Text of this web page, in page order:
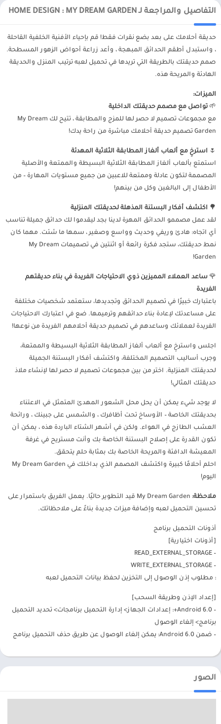
التفاصيل والمراجعة لـ HOME DESIGN : MY DREAM GARDEN
حديقة أحلامك على بعد بضع نقرات فقط! قم بإحياء الأفنية الخلفية القاحلة
، واستبدل أطقم الحدائق المبهجة ، وأعد زراعة أحواض الزهور المسطحة.
صمم حديقتك بالطريقة التي تريدها في تحميل لعبه ترتيب المنزل والحديقة
الهادئة والمريحة هذه.
الميزات:
🌱 تواصل مع مصمم حديقتك الداخلية
مع مجموعات تصميم لا حصر لها للمزج والمطابقة ، تتيح لك My Dream
Garden تصميم حديقة أحلامك مباشرة من راحة يدك!
🌷 استرخِ مع ألعاب ألغاز المطابقة الثلاثية المهدئة
استمتع بألعاب ألغاز المطابقة الثلاثية البسيطة والممتعة والأصلية
المصممة لتكون عادلة وممتعة للاعبين من جميع مستويات المهارة – من
الأطفال إلى البالغين وكل من بينهم!
🌳 اكتشف أفكار البستنة المذهلة لحديقتك المنزلية
لقد عمل مصممو الحدائق المهرة لدينا بجد ليقدموا لك حدائق جميلة تناسب
أي اتجاه: هادئ وريفي وحديث وواسع وصغير ، سمها ما شئت. مهما كان
نمط حديقتك، ستجد فكرة رائعة أو اثنتين في تصميمات My Dream
Garden!
🌹 ساعد العملاء المميزين ذوي الاحتياجات الفريدة في بناء حديقتهم
الفريدة
باعتبارك خبيرًا في تصميم الحدائق وتجديدها، ستعتمد شخصيات مختلفة
على مساعدتك لإعادة بناء حدائقهم وترميمها. ضع في اعتبارك الاحتياجات
الفريدة لعملائك وساعدهم في تصميم حديقة أحلامهم الفريدة من نوعها!
اجلس واسترخِ مع ألعاب ألغاز المطابقة الثلاثية البسيطة والممتعة،
وجرب أساليب التصميم المختلفة، واكتشف أفكار البستنة الجميلة
لحديقتك المنزلية. اختر من بين مجموعات تصميم لا حصر لها لإنشاء ملاذ
حديقتك المثالي!
لا يوجد شيء يمكن أن يحل محل الشعور المهدئ المتمثل في الاعتناء
بحديقتك الخاصة – الأوساخ تحت أظافرك ، والشمس على جبينك ، ورائحة
العشب الطازج في الهواء. ولكن في أشهر الشتاء الباردة هذه ، يمكن أن
تكون القدرة على إصلاح البستنة الخاصة بك وأنت مستريح في غرفة
المعيشة الدافئة والمريحة الخاصة بك بمثابة حلم يتحقق.
احلم أحلامًا كبيرة واكتشف المصمم الذي بداخلك في My Dream Garden
اليوم!
ملاحظة:
My Dream Garden قيد التطوير حاليًا. يعمل الفريق باستمرار على
تحسين التحميل لعبه وإضافة ميزات جديدة بناءً على ملاحظاتك.
أذونات التحميل برنامج
[أذونات اختيارية]
– READ_EXTERNAL_STORAGE
– WRITE_EXTERNAL_STORAGE
: مطلوب إذن الوصول إلى التخزين لحفظ بيانات التحميل لعبه
[إعداد الإذن وطريقة السحب]
– Android 6.0+: إعدادات الجهاز> إدارة التحميل برنامجات> تحديد التحميل
برنامج> إلغاء الوصول
– ضمن Android 6.0: يمكن إلغاء الوصول عن طريق حذف التحميل برنامج
الصور